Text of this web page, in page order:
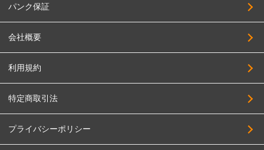
パンク保証
会社概要
利用規約
特定商取引法
プライバシーポリシー